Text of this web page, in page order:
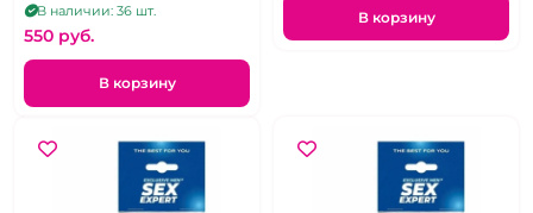
В наличии: 36 шт.
550 pуб.
В корзину
В корзину